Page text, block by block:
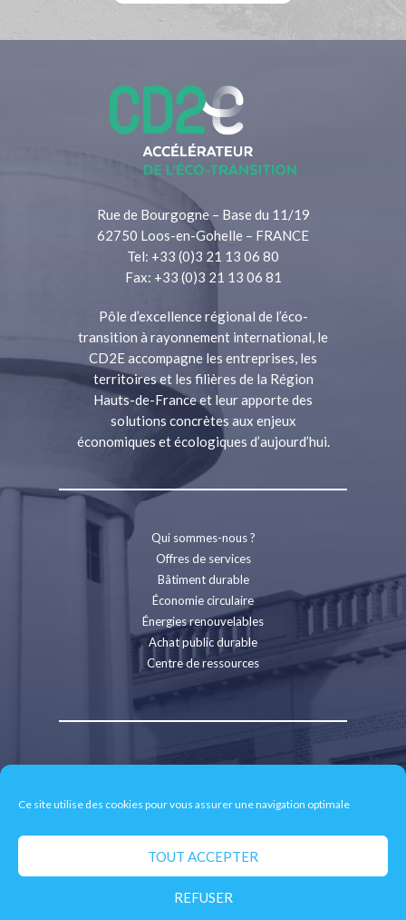
Ce site utilise des cookies pour vous assurer une navigation optimale
TOUT ACCEPTER
REFUSER
Rue de Bourgogne – Base du 11/19
62750 Loos-en-Gohelle – FRANCE
Tel: +33 (0)3 21 13 06 80
Fax: +33 (0)3 21 13 06 81
Pôle d’excellence régional de l’éco-
transition à rayonnement international, le
CD2E accompagne les entreprises, les
territoires et les filières de la Région
Hauts-de-France et leur apporte des
solutions concrètes aux enjeux
économiques et écologiques d’aujourd’hui.
Qui sommes-nous ?
Offres de services
Bâtiment durable
Économie circulaire
Énergies renouvelables
Achat public durable
Centre de ressources
Contact
Espace presse
Politique de confidentialité
Retrait des données personnelles
© 2026 CD2E - Site réalisé par